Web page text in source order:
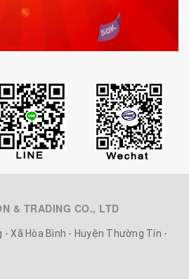
& TRADING CO., LTD
- Xã Hòa Bình - Huyện Thường Tín -